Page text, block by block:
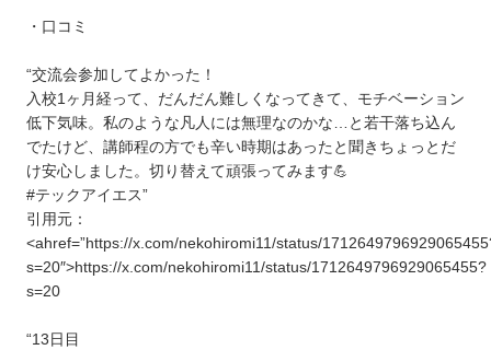
・口コミ
“交流会参加してよかった！
入校1ヶ月経って、だんだん難しくなってきて、モチベーション
低下気味。私のような凡人には無理なのかな…と若干落ち込ん
でたけど、講師程の方でも辛い時期はあったと聞きちょっとだ
け安心しました。切り替えて頑張ってみます💪
#テックアイエス”
引用元：
<ahref=”https://x.com/nekohiromi11/status/
s=20″>https://x.com/nekohiromi11/status/1712649796929065455?
s=20
“13日目